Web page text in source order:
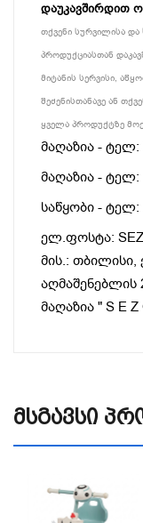
დაუკავშირდით
თქვენი სურვილისა და
პროდუქციასთან
მიტანის სერვისი,
შეძენისთანავე ან
ყველა პროდუქტზე
მაღაზია - ტელ:
მაღაზია - ტელ:
საწყობი - ტელ:
ელ.ფოსტა:
მის.: თბილისი,
აღმაშენებლის
მაღაზია " S E
Მსგავსი